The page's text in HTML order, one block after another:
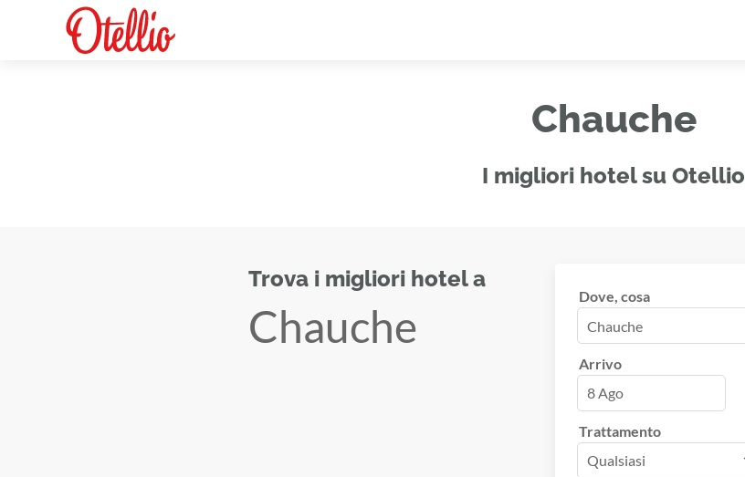
Chauche
I migliori hotel su Otellio
Trova i migliori hotel a
Chauche
Dove, cosa
Arrivo
8 Ago
Trattamento